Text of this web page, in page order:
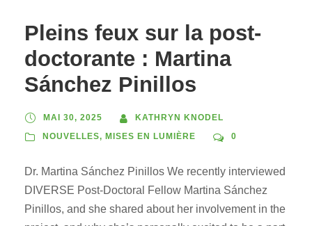
Pleins feux sur la post-
doctorante : Martina
Sánchez Pinillos
MAI 30, 2025
KATHRYN KNODEL
NOUVELLES, MISES EN LUMIÈRE 0
Dr. Martina Sánchez Pinillos We recently interviewed
DIVERSE Post-Doctoral Fellow Martina Sánchez
Pinillos, and she shared about her involvement in the